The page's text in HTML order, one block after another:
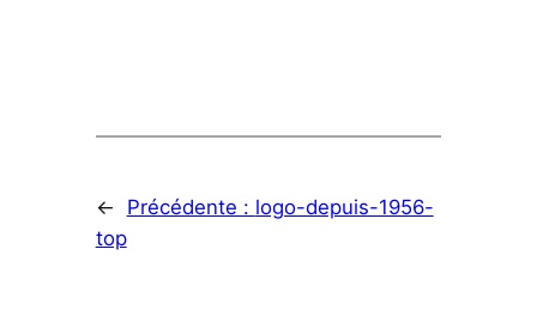
← Précédente : logo-depuis-1956-
top